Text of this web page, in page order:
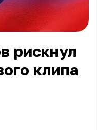
рискнул
клипа